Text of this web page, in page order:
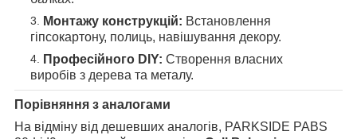
Монтажу конструкцій: Встановлення
гіпсокартону, полиць, навішування декору.
Професійного DIY: Створення власних
виробів з дерева та металу.
Порівняння з аналогами
На відміну від дешевших аналогів, PARKSIDE PABS